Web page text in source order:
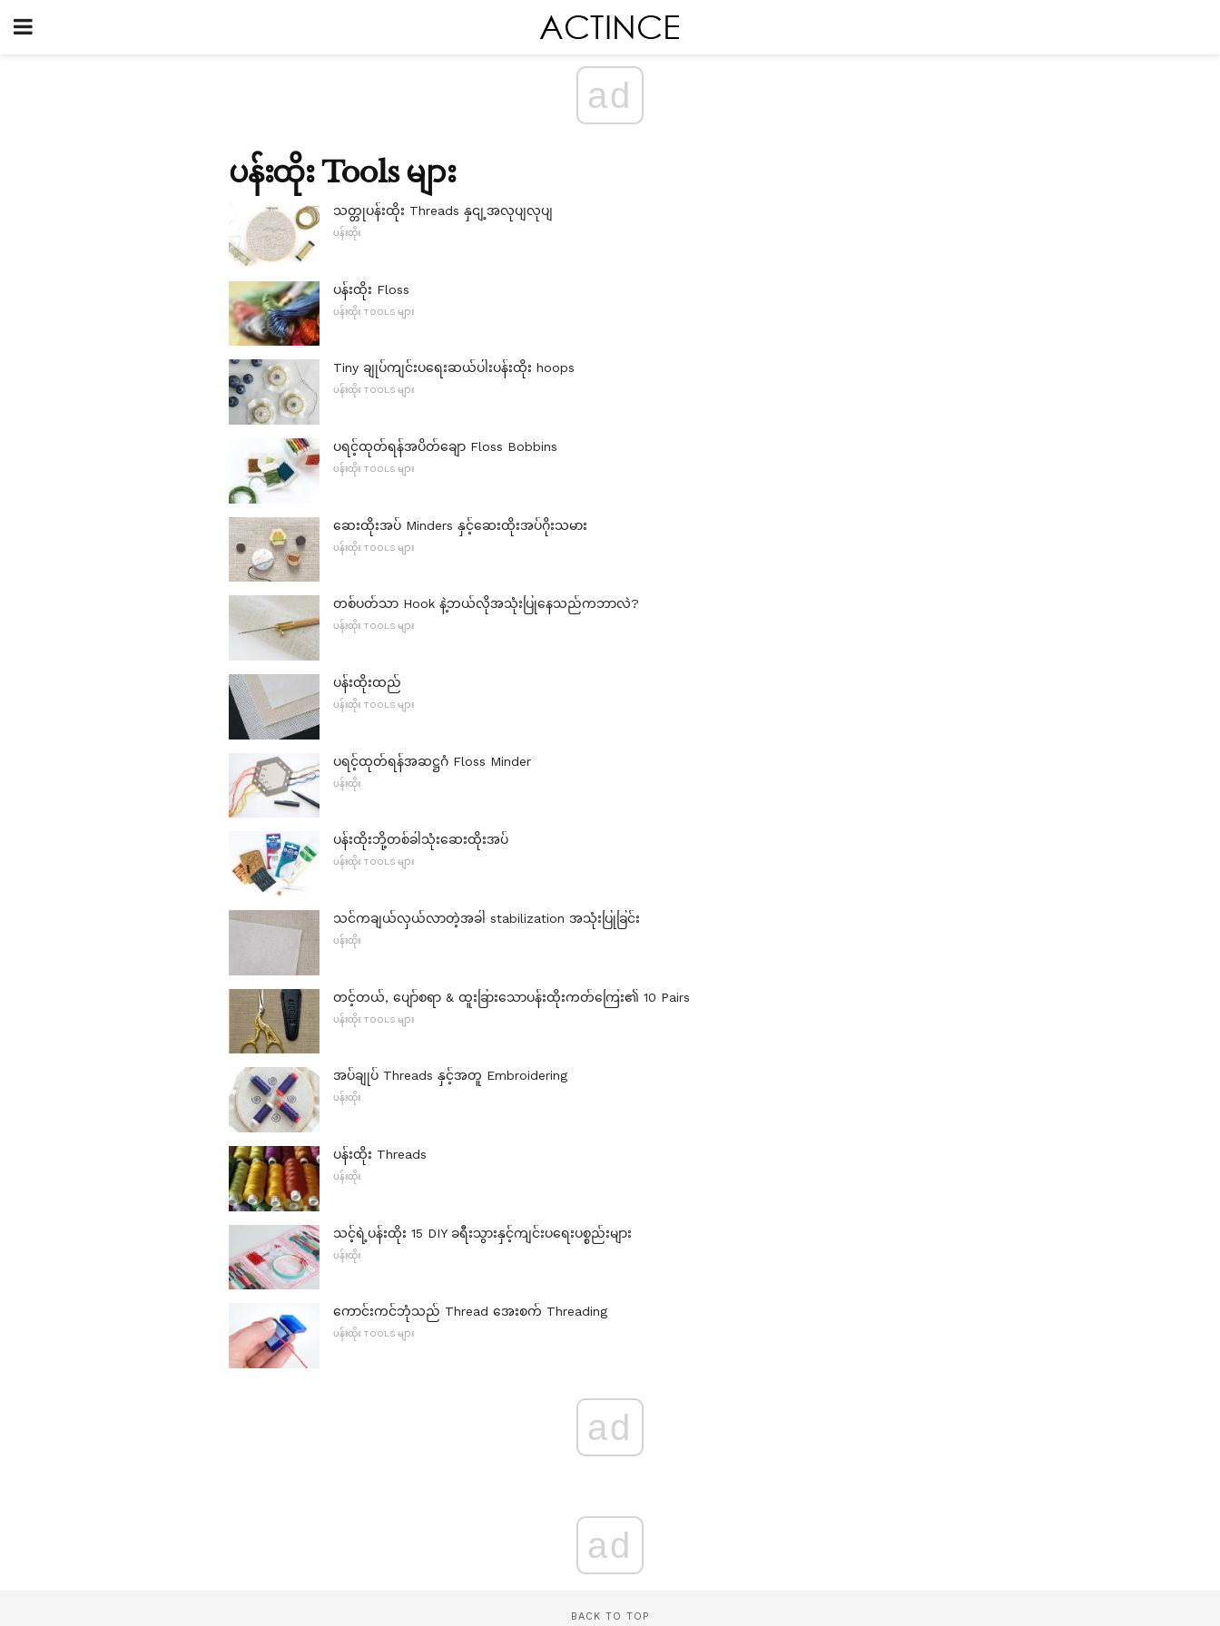
ad
ပန်းထိုး Tools များ
သတ္တုပန်းထိုး Threads နှငျ့အလုပျလုပျ
ပန်းထိုး
ပန်းထိုး Floss
ပန်းထိုး TOOLS များ
Tiny ချုပ်ကျင်းပရေးဆယ်ပါးပန်းထိုး hoops
ပန်းထိုး TOOLS များ
ပရင့်ထုတ်ရန်အပိတ်ချော Floss Bobbins
ပန်းထိုး TOOLS များ
ဆေးထိုးအပ် Minders နှင့်ဆေးထိုးအပ်ဂိုးသမား
ပန်းထိုး TOOLS များ
တစ်ပတ်သာ Hook နဲ့ဘယ်လိုအသုံးပြုနေသည်ကဘာလဲ?
ပန်းထိုး TOOLS များ
ပန်းထိုးထည်
ပန်းထိုး TOOLS များ
ပရင့်ထုတ်ရန်အဆဋ္ဌဂံ Floss Minder
ပန်းထိုး
ပန်းထိုးဘို့တစ်ခါသုံးဆေးထိုးအပ်
ပန်းထိုး TOOLS များ
သင်ကချယ်လှယ်လာတဲ့အခါ stabilization အသုံးပြုခြင်း
ပန်းထိုး
တင့်တယ်, ပျော်စရာ & ထူးခြားသောပန်းထိုးကတ်ကြေး၏ 10 Pairs
ပန်းထိုး TOOLS များ
အပ်ချုပ် Threads နှင့်အတူ Embroidering
ပန်းထိုး
ပန်းထိုး Threads
ပန်းထိုး
သင့်ရဲ့ပန်းထိုး 15 DIY ခရီးသွားနှင့်ကျင်းပရေးပစ္စည်းများ
ပန်းထိုး
ကောင်းကင်ဘုံသည် Thread အေးစက် Threading
ပန်းထိုး TOOLS များ
ad
ad
BACK TO TOP